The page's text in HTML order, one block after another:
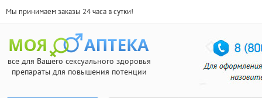
Мы принимаем заказы 24 часа в сутки!
все для Вашего сексуального здоровья
препараты для повышения потенции